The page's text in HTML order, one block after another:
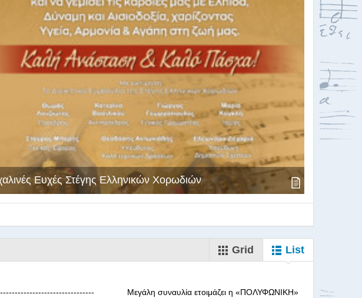
Ευχές Στέγης Ελληνικών Χορωδιών
Grid List
Μεγάλη συναυλία ετοιμάζει η «ΠΟΛΥΦΩΝΙΚΗ»